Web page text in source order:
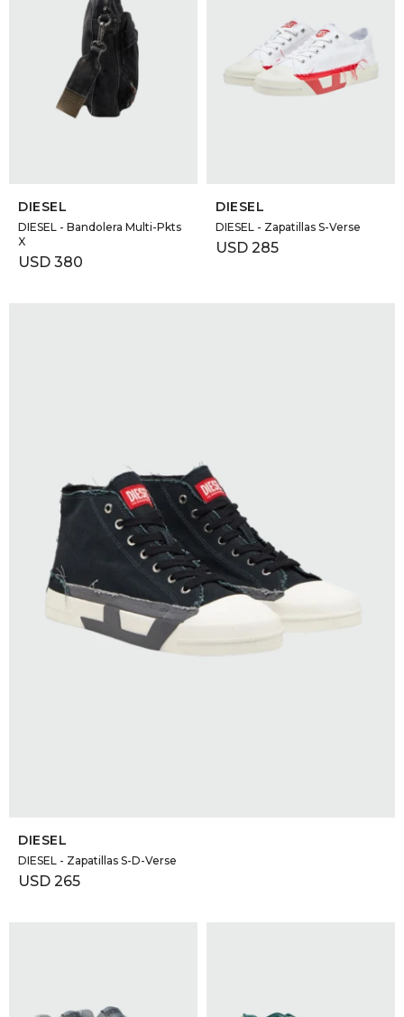
DIESEL
DIESEL - Bandolera Multi-Pkts
X
USD 380
DIESEL
DIESEL - Zapatillas S-Verse
USD 285
DIESEL
DIESEL - Zapatillas S-D-Verse
USD 265